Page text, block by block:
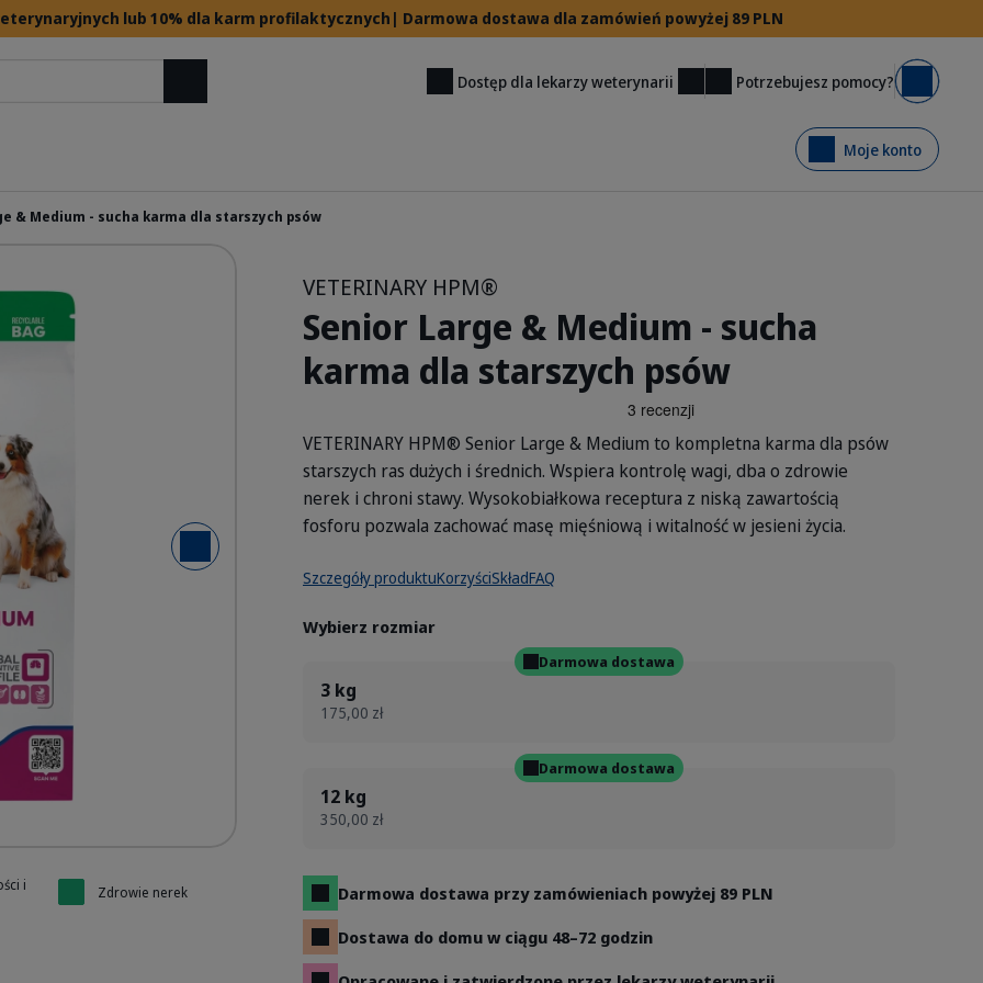
lub 10% dla karm profilaktycznych| Darmowa dostawa dla zamówień powyżej 89 PLN
Dostęp dla lekarzy weterynarii Potrzebujesz pomocy? Koszyk
Moje konto
& Medium - sucha karma dla starszych psów
Następny slajd
- Senior Dog Large & Medium
- Senior Dog Large & Medium
i
Zdrowie nerek
VETERINARY HPM®
Senior Large & Medium - sucha
karma dla starszych psów
VETERINARY HPM® Senior Large & Medium to kompletna karma dla psów
starszych ras dużych i średnich. Wspiera kontrolę wagi, dba o zdrowie
nerek i chroni stawy. Wysokobiałkowa receptura z niską zawartością
fosforu pozwala zachować masę mięśniową i witalność w jesieni życia.
Szczegóły produktuKorzyściSkładFAQ
Wybierz rozmiar
Darmowa dostawa
3 kg
175,00 zł
Darmowa dostawa
12 kg
350,00 zł
Darmowa dostawa przy zamówieniach powyżej 89 PLN
Dostawa do domu w ciągu 48–72 godzin